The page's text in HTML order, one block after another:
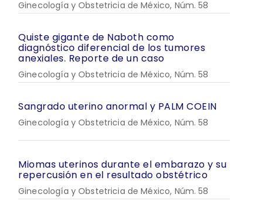
Ginecología y Obstetricia de México, Núm. 58
Quiste gigante de Naboth como
diagnóstico diferencial de los tumores
anexiales. Reporte de un caso
Ginecología y Obstetricia de México, Núm. 58
Sangrado uterino anormal y PALM COEIN
Ginecología y Obstetricia de México, Núm. 58
Miomas uterinos durante el embarazo y su
repercusión en el resultado obstétrico
Ginecología y Obstetricia de México, Núm. 58